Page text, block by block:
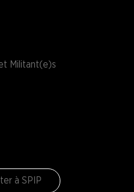
Militant(e)s
à SPIP